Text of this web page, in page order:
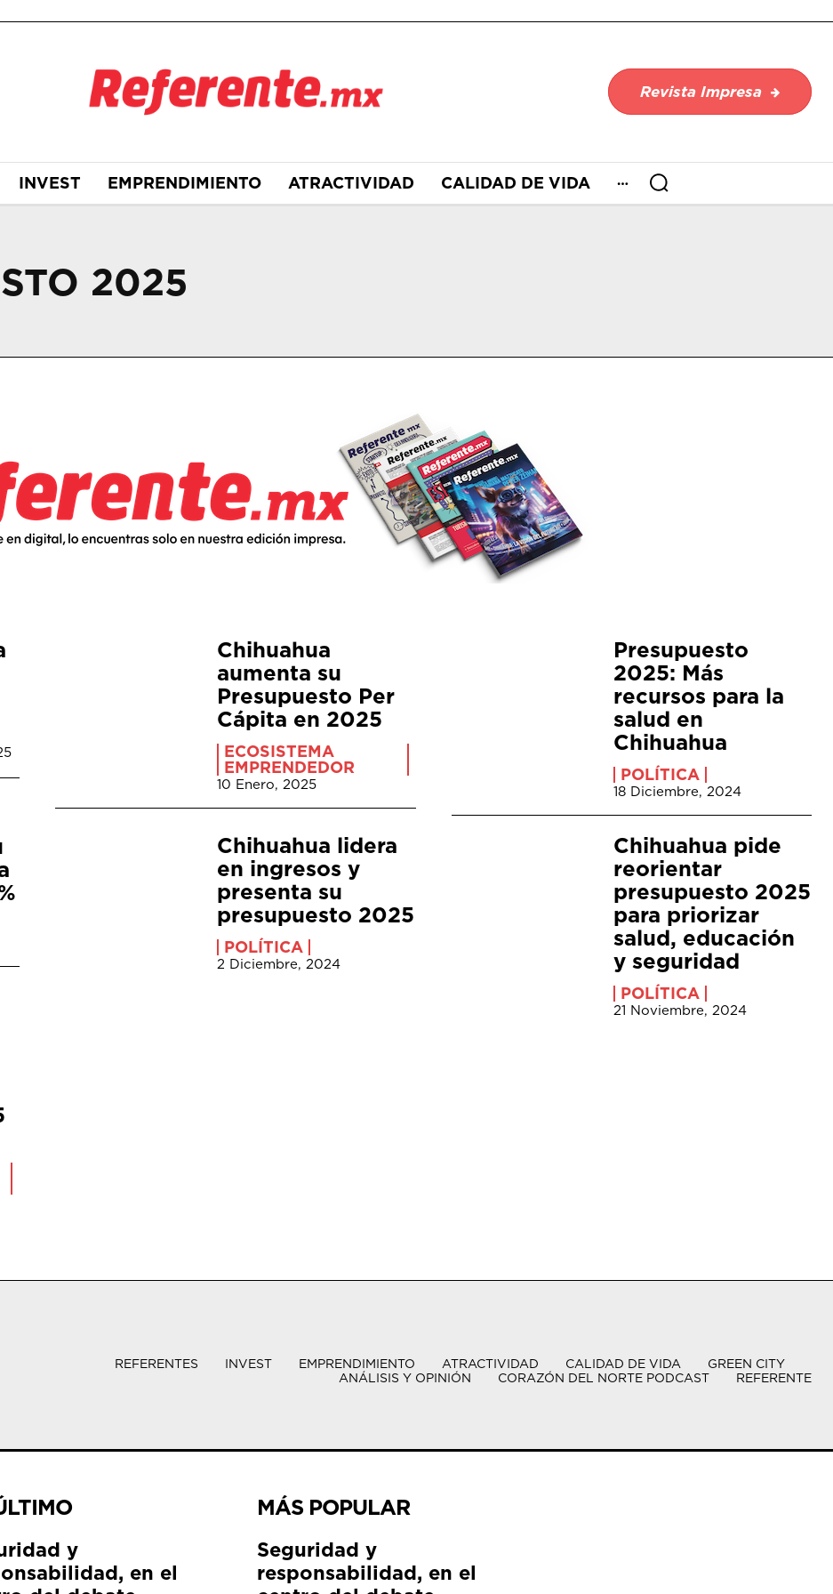
Revista Impresa
INVEST EMPRENDIMIENTO ATRACTIVIDAD CALIDAD DE VIDA
2025
Chihuahua
aumenta su
Presupuesto Per
Cápita en 2025
ECOSISTEMA
EMPRENDEDOR
10 Enero, 2025
Presupuesto
2025: Más
recursos para la
salud en
Chihuahua
POLÍTICA
18 Diciembre, 2024
Chihuahua lidera
en ingresos y
presenta su
presupuesto 2025
POLÍTICA
2 Diciembre, 2024
Chihuahua pide
reorientar
presupuesto 2025
para priorizar
salud, educación
y seguridad
POLÍTICA
21 Noviembre, 2024
REFERENTES INVEST EMPRENDIMIENTO ATRACTIVIDAD CALIDAD DE VIDA
GREEN CITY
ANÁLISIS Y OPINIÓN
CORAZÓN DEL NORTE PODCAST REFERENTE
y
en el
MÁS POPULAR
Seguridad y
responsabilidad, en el